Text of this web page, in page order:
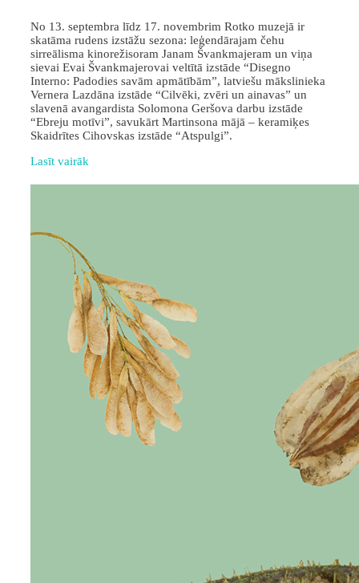
No 13. septembra līdz 17. novembrim Rotko muzejā ir
skatāma rudens izstāžu sezona: leģendārajam čehu
sirreālisma kinorežisoram Janam Švankmajeram un viņa
sievai Evai Švankmajerovai veltītā izstāde “Disegno
Interno: Padodies savām apmātībām”, latviešu mākslinieka
Vernera Lazdāna izstāde “Cilvēki, zvēri un ainavas” un
slavenā avangardista Solomona Geršova darbu izstāde
“Ebreju motīvi”, savukārt Martinsona mājā – keramiķes
Skaidrītes Cihovskas izstāde “Atspulgi”.
Lasīt vairāk